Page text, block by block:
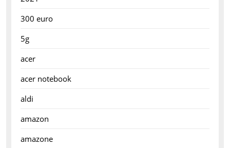
300 euro
5g
acer
acer notebook
aldi
amazon
amazone